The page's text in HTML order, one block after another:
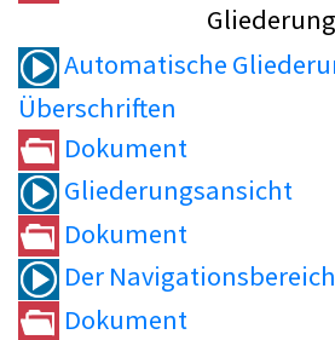
Gliederung
Automatische
Überschriften
Dokument
Gliederungsansicht
Dokument
Der Navigationsbereich
Dokument